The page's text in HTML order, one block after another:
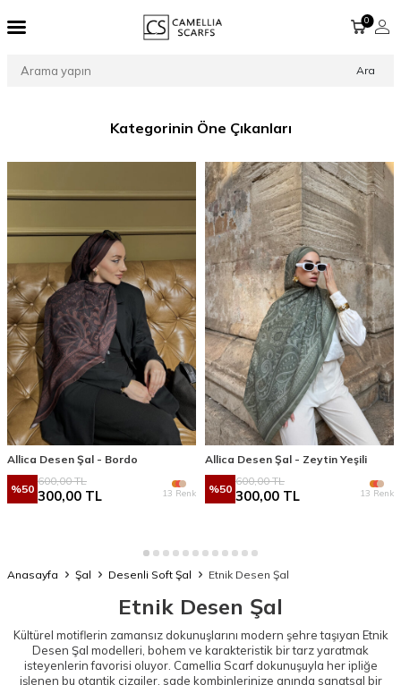
Ara
0
Kategorinin Öne Çıkanları
Allica Desen Şal - Bordo
%50
600,00TL
300,00 TL 13 Renk
Allica Desen Şal - Zeytin Yeşili
%50
600,00TL
300,00 TL 13 Renk
Anasayfa Şal Desenli Soft Şal Etnik Desen Şal
Etnik Desen Şal
Kültürel motiflerin zamansız dokunuşlarını modern şehre taşıyan Etnik
Desen Şal modelleri, bohem ve karakteristik bir tarz yaratmak
isteyenlerin favorisi oluyor. Camellia Scarf dokunuşuyla her ipliğe
işlenen bu otantik çizgiler, sade kombinlerinize anında sanatsal bir